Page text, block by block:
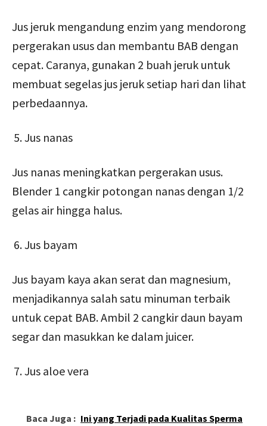
Jus jeruk mengandung enzim yang mendorong
pergerakan usus dan membantu BAB dengan
cepat. Caranya, gunakan 2 buah jeruk untuk
membuat segelas jus jeruk setiap hari dan lihat
perbedaannya.
Jus nanas
Jus nanas meningkatkan pergerakan usus.
Blender 1 cangkir potongan nanas dengan 1/2
gelas air hingga halus.
Jus bayam
Jus bayam kaya akan serat dan magnesium,
menjadikannya salah satu minuman terbaik
untuk cepat BAB. Ambil 2 cangkir daun bayam
segar dan masukkan ke dalam juicer.
Jus aloe vera
Baca Juga : Ini yang Terjadi pada Kualitas Sperma